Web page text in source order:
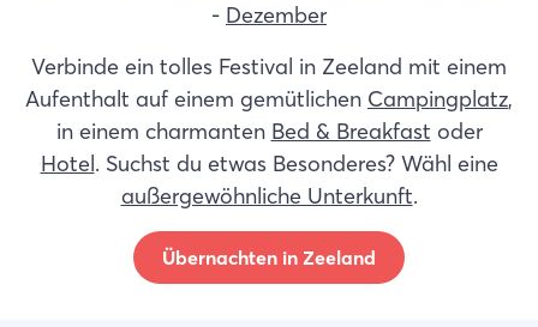
- Dezember
Verbinde ein tolles Festival in Zeeland mit einem
Aufenthalt auf einem gemütlichen Campingplatz,
in einem charmanten Bed & Breakfast oder
Hotel. Suchst du etwas Besonderes? Wähl eine
außergewöhnliche Unterkunft.
Übernachten in Zeeland